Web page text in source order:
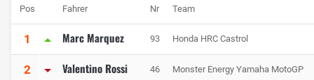
Pos Fahrer Nr Team
1 Marc Marquez 93 Honda HRC Castrol
2 Valentino Rossi 46 Monster Energy Yamaha MotoGP